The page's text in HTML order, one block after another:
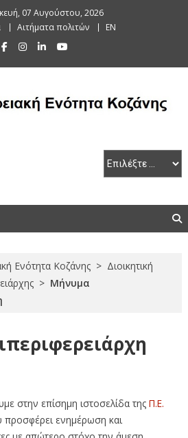
07 Αυγούστου, 2026
Αιτήματα πολιτών EN
Ενότητα Κοζάνης > Διοικητική
> Μήνυμα
στην επίσημη ιστοσελίδα της Π.Ε.
ενημέρωση και